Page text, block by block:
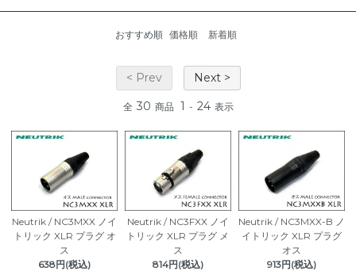
おすすめ順 価格順 新着順
< Prev Next >
全 30 商品 1 - 24 表示
Neutrik / NC3MXX ノイ
トリック XLR プラグ オ
ス
638円(税込)
Neutrik / NC3FXX ノイ
トリック XLR プラグ メ
ス
814円(税込)
Neutrik / NC3MXX-B ノ
イトリック XLR プラグ
オス
913円(税込)